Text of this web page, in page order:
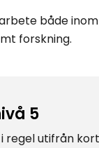
både
forskning.
5
regel utifrån